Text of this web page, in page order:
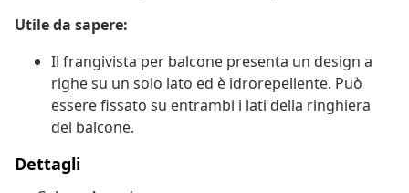
Utile da sapere:
Il frangivista per balcone presenta un design a
righe su un solo lato ed è idrorepellente. Può
essere fissato su entrambi i lati della ringhiera
del balcone.
Dettagli